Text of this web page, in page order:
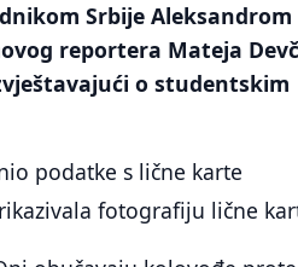
Srbije Aleksandrom
reportera Mateja
o studentskim
podatke s lične karte
fotografiju lične